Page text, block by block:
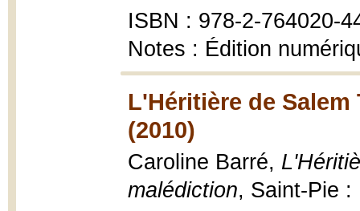
ISBN : 978-2-764020-
Notes : Édition
L'Héritière de
(2010)
Caroline Barré,
malédiction, Saint-Pie :